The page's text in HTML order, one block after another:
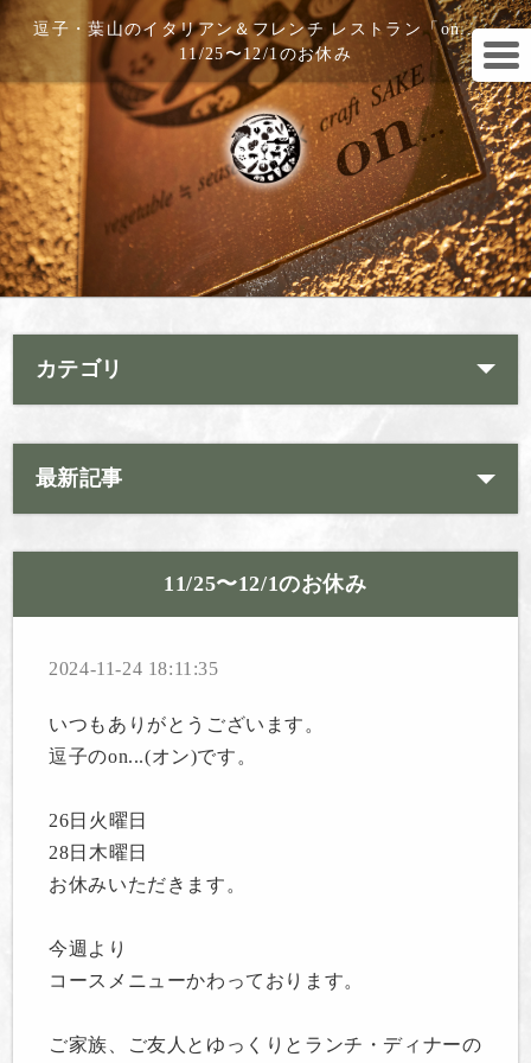
逗子・葉山のイタリアン＆フレンチ レストラン「on...」
11/25〜12/1のお休み
カテゴリ
最新記事
11/25〜12/1のお休み
2024-11-24 18:11:35
いつもありがとうございます。
逗子のon...(オン)です。
26日火曜日
28日木曜日
お休みいただきます。
今週より
コースメニューかわっております。
ご家族、ご友人とゆっくりとランチ・ディナーの